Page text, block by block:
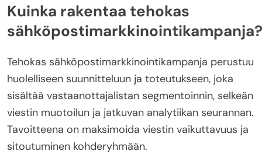
Kuinka rakentaa tehokas
sähköpostimarkkinointikampanja?
Tehokas sähköpostimarkkinointikampanja perustuu
huolelliseen suunnitteluun ja toteutukseen, joka
sisältää vastaanottajalistan segmentoinnin, selkeän
viestin muotoilun ja jatkuvan analytiikan seurannan.
Tavoitteena on maksimoida viestin vaikuttavuus ja
sitoutuminen kohderyhmään.